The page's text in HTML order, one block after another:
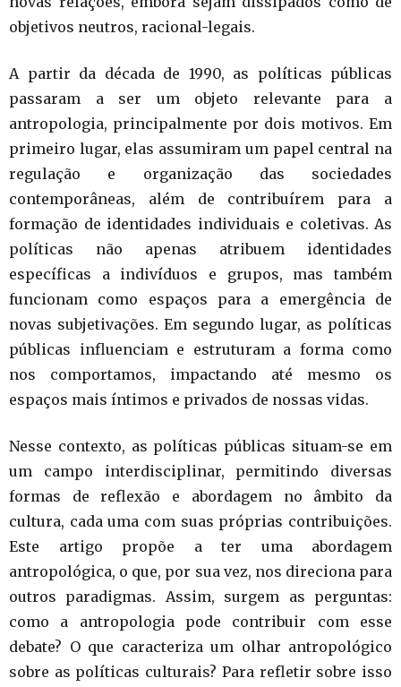
objetivos neutros, racional-legais.
A partir da década de 1990, as políticas públicas
passaram a ser um objeto relevante para a
antropologia, principalmente por dois motivos. Em
primeiro lugar, elas assumiram um papel central na
regulação e organização das sociedades
contemporâneas, além de contribuírem para a
formação de identidades individuais e coletivas. As
políticas não apenas atribuem identidades
específicas a indivíduos e grupos, mas também
funcionam como espaços para a emergência de
novas subjetivações. Em segundo lugar, as políticas
públicas influenciam e estruturam a forma como
nos comportamos, impactando até mesmo os
espaços mais íntimos e privados de nossas vidas.
Nesse contexto, as políticas públicas situam-se em
um campo interdisciplinar, permitindo diversas
formas de reflexão e abordagem no âmbito da
cultura, cada uma com suas próprias contribuições.
Este artigo propõe a ter uma abordagem
antropológica, o que, por sua vez, nos direciona para
outros paradigmas. Assim, surgem as perguntas:
como a antropologia pode contribuir com esse
debate? O que caracteriza um olhar antropológico
sobre as políticas culturais? Para refletir sobre isso